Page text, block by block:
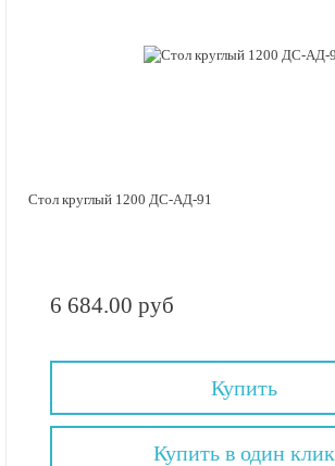
Стол круглый 1200 ДС-АД-91
6 684.00 руб
Купить
Купить в один клик